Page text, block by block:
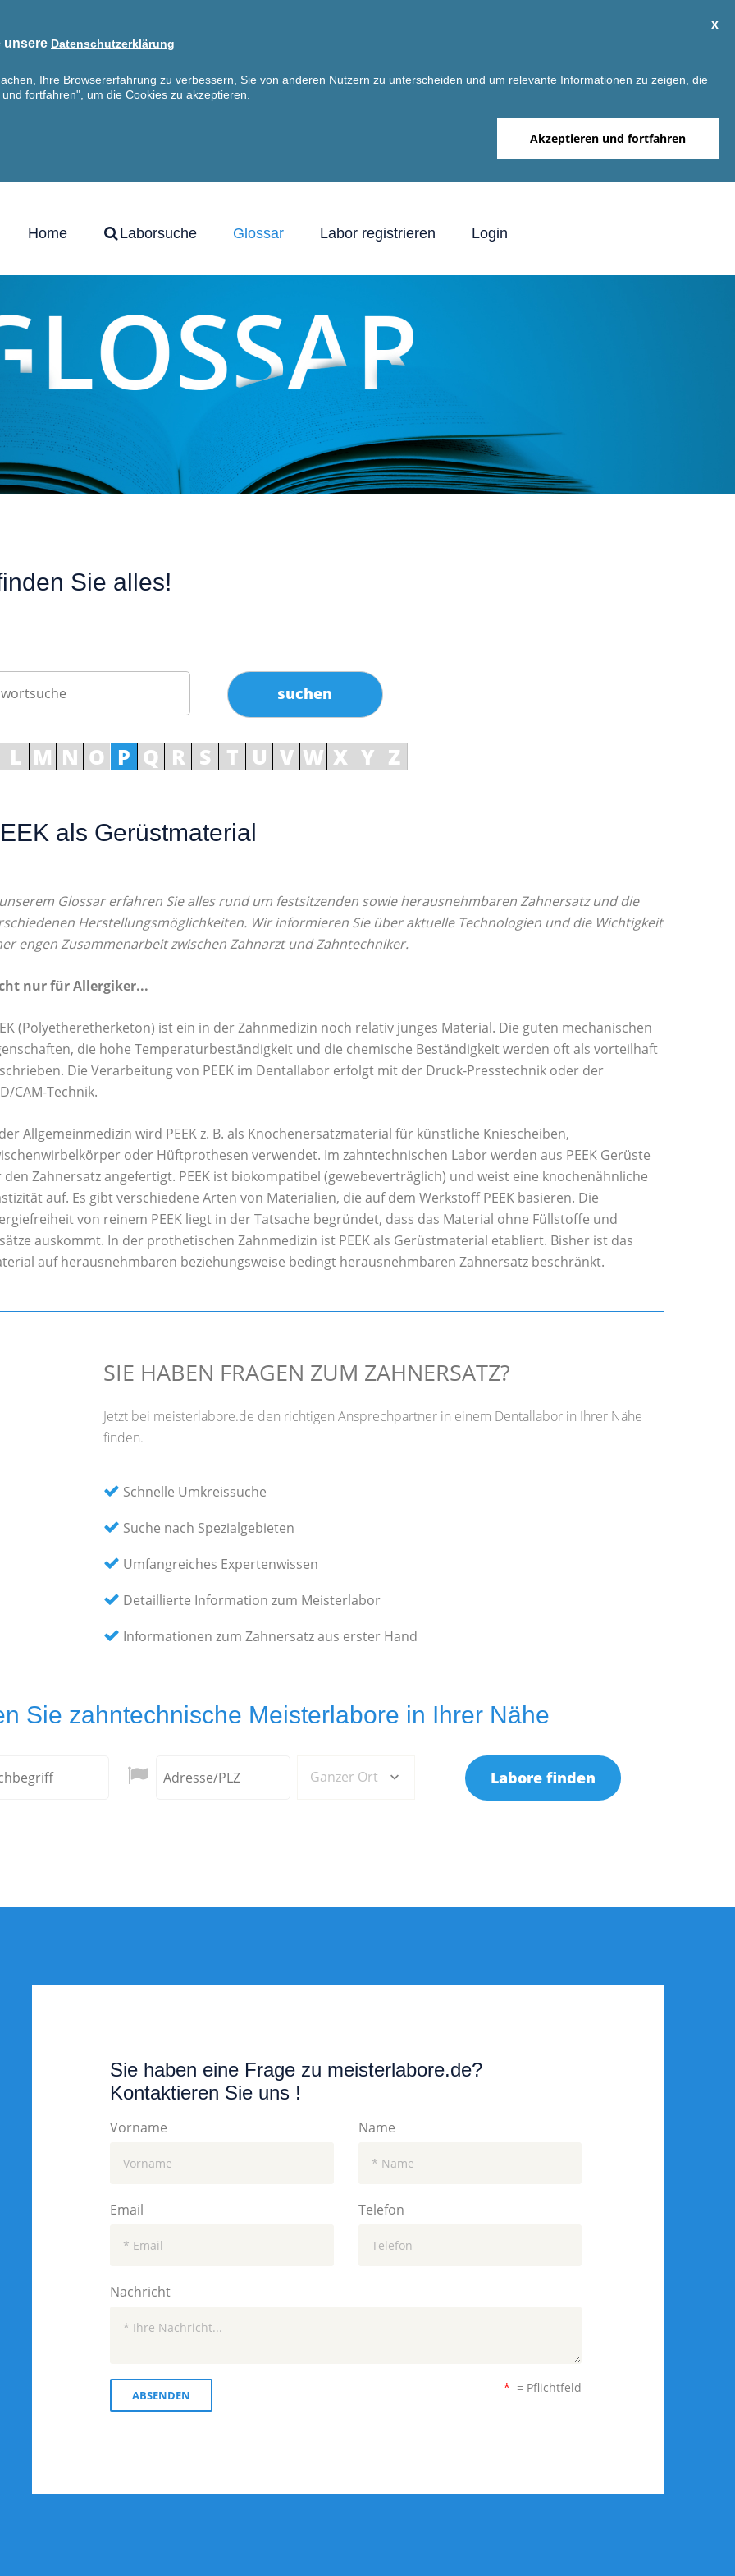
x
unsere Datenschutzerklärung
Ihre Browsererfahrung zu verbessern, Sie von anderen Nutzern zu unterscheiden und um relevante Informationen zu zeigen, die
fortfahren", um die Cookies zu akzeptieren.
Akzeptieren und fortfahren
Home Laborsuche Glossar Labor registrieren Login
Sie alles!
suchen
L M N O P Q R S T U V W X Y Z
als Gerüstmaterial
Glossar erfahren Sie alles rund um festsitzenden sowie herausnehmbaren Zahnersatz und die
Herstellungsmöglichkeiten. Wir informieren Sie über aktuelle Technologien und die Wichtigkeit
engen Zusammenarbeit zwischen Zahnarzt und Zahntechniker.
nur für Allergiker...
(Polyetheretherketon) ist ein in der Zahnmedizin noch relativ junges Material. Die guten mechanischen
die hohe Temperaturbeständigkeit und die chemische Beständigkeit werden oft als vorteilhaft
Die Verarbeitung von PEEK im Dentallabor erfolgt mit der Druck-Presstechnik oder der
CAM-Technik.
Allgemeinmedizin wird PEEK z. B. als Knochenersatzmaterial für künstliche Kniescheiben,
oder Hüftprothesen verwendet. Im zahntechnischen Labor werden aus PEEK Gerüste
den Zahnersatz angefertigt. PEEK ist biokompatibel (gewebeverträglich) und weist eine knochenähnliche
auf. Es gibt verschiedene Arten von Materialien, die auf dem Werkstoff PEEK basieren. Die
von reinem PEEK liegt in der Tatsache begründet, dass das Material ohne Füllstoffe und
auskommt. In der prothetischen Zahnmedizin ist PEEK als Gerüstmaterial etabliert. Bisher ist das
auf herausnehmbaren beziehungsweise bedingt herausnehmbaren Zahnersatz beschränkt.
SIE HABEN FRAGEN ZUM ZAHNERSATZ?
Jetzt bei meisterlabore.de den richtigen Ansprechpartner in einem Dentallabor in Ihrer Nähe
finden.
Schnelle Umkreissuche
Suche nach Spezialgebieten
Umfangreiches Expertenwissen
Detaillierte Information zum Meisterlabor
Informationen zum Zahnersatz aus erster Hand
Sie zahntechnische Meisterlabore in Ihrer Nähe
Ganzer Ort Labore finden